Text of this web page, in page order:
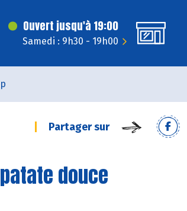
Ouvert jusqu'à 19:00
Samedi : 9h30 - 19h00
Partager sur
douce